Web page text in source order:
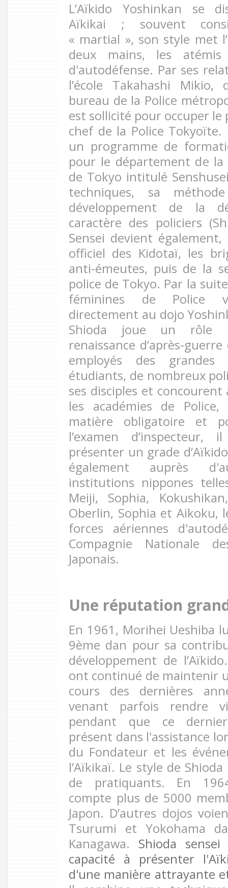
L’Aïkido Yoshinkan se
Aïkikai ; souvent
« martial », son style met
deux mains, les
d'autodéfense. Par ses
l’école Takahashi
bureau de la Police
est sollicité pour occuper
chef de la Police Tokyoïte.
un programme de
pour le département de
de Tokyo intitulé
techniques, sa
développement de la
caractère des policiers
Sensei devient
officiel des Kidotaï, les
anti-émeutes, puis de la
police de Tokyo. Par la
féminines de Police
directement au dojo
Shioda joue un rôle
renaissance d’après-
employés des
étudiants, de nombreux
ses disciples et concourent
les académies de
matière obligatoire et
l’examen
présenter un grade
également auprès
institutions nippones
Meiji, Sophia,
Oberlin, Sophia et Aikoku,
forces aériennes
Compagnie Nationale
Japonais.
Une réputation
En 1961, Morihei Ueshiba
9ème dan pour sa
développement de
ont continué de maintenir
cours des dernières
venant parfois rendre
pendant que ce
présent dans l'assistance
du Fondateur et les
l’Aïkikaï. Le style de
de pratiquants. En
compte plus de 5000
Japon. D’autres dojos
Tsurumi et Yokohama
Kanagawa. Shioda
capacité à présenter
d'une manière attrayante